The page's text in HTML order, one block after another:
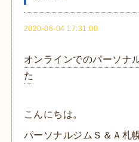
2020-06-04 17:31:00
オンラインでのパーソナ
た
こんにちは。
パーソナルジムＳ＆Ａ札